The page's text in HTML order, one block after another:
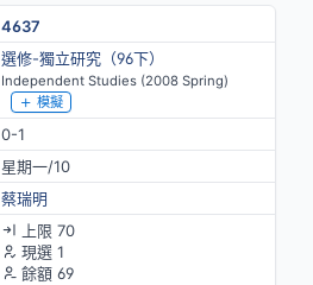
4637
選修-獨立研究（96下）
Independent Studies (2008 Spring)
模擬
0-1
星期一/10
蔡瑞明
上限 70
現選 1
餘額 69